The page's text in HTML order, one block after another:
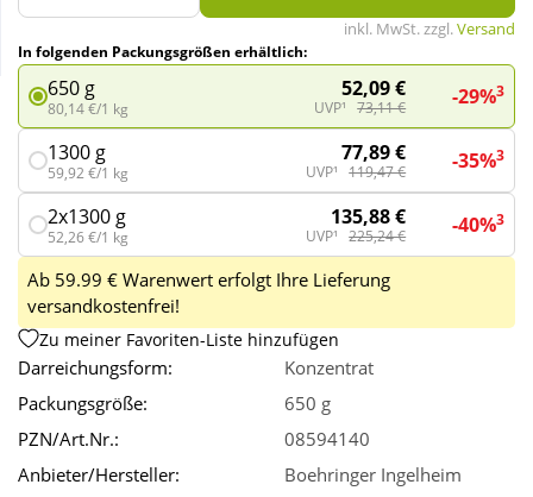
Wellness
inkl. MwSt. zzgl.Versand
In folgenden Packungsgrößen erhältlich:
650 g
80,14 €/1 kg
52,09 €
UVP¹ 73,11 € -29%3
1300 g
59,92 €/1 kg
77,89 €
UVP¹ 119,47 € -35%3
2x1300 g
52,26 €/1 kg
135,88 €
UVP¹ 225,24 € -40%3
Ab 59.99 € Warenwert erfolgt Ihre Lieferung
versandkostenfrei!
Zu meiner Favoriten-Liste hinzufügen
Darreichungsform:
Konzentrat
Packungsgröße:
650 g
PZN/Art.Nr.:
08594140
Anbieter/Hersteller:
Boehringer Ingelheim